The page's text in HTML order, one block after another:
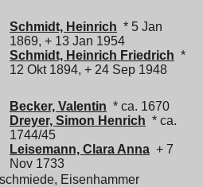
Schmidt, Heinrich * 5 Jan
1869, + 13 Jan 1954
Schmidt, Heinrich Friedrich *
12 Okt 1894, + 24 Sep 1948
Becker, Valentin * ca. 1670
Dreyer, Simon Henrich * ca.
1744/45
Leisemann, Clara Anna + 7
Nov 1733
Eisenhammer